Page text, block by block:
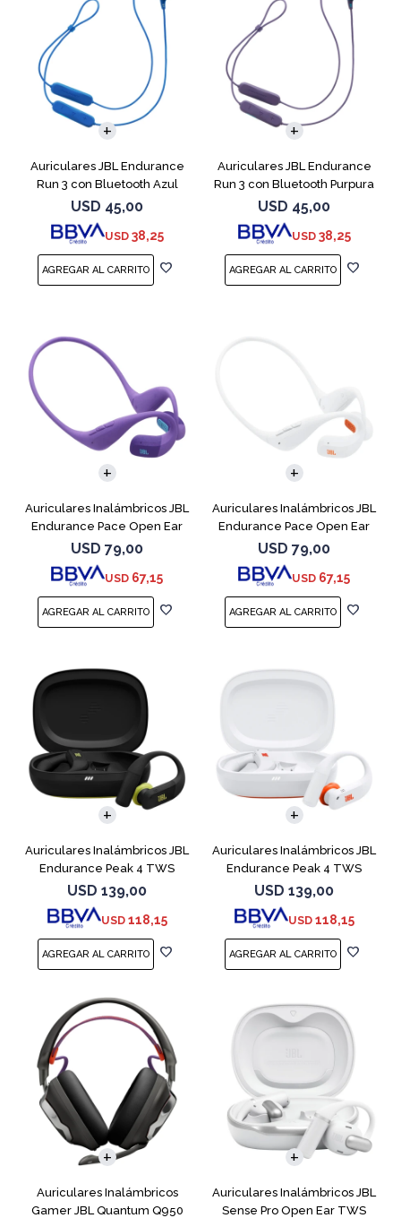
Auriculares JBL Endurance
Run 3 con Bluetooth Azul
USD 45,00
USD 38,25
Auriculares JBL Endurance
Run 3 con Bluetooth Purpura
USD 45,00
USD 38,25
Auriculares Inalámbricos JBL
Endurance Pace Open Ear
Purpura
USD 79,00
USD 67,15
Auriculares Inalámbricos JBL
Endurance Pace Open Ear
Blanco
USD 79,00
USD 67,15
Auriculares Inalámbricos JBL
Endurance Peak 4 TWS
Negro
USD 139,00
USD 118,15
Auriculares Inalámbricos JBL
Endurance Peak 4 TWS
Blanco
USD 139,00
USD 118,15
Auriculares Inalámbricos
Gamer JBL Quantum Q950
Auriculares Inalámbricos JBL
Sense Pro Open Ear TWS